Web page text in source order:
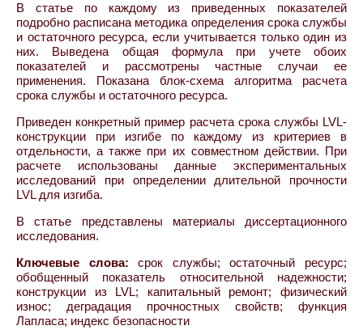
В статье по каждому из приведенных показателей
подробно расписана методика определения срока службы
и остаточного ресурса, если учитывается только один из
них. Выведена общая формула при учете обоих
показателей и рассмотрены частные случаи ее
применения. Показана блок-схема алгоритма расчета
срока службы и остаточного ресурса.
Приведен конкретный пример расчета срока службы LVL-
конструкции при изгибе по каждому из критериев в
отдельности, а также при их совместном действии. При
расчете использованы данные экспериментальных
исследований при определении длительной прочности
LVL для изгиба.
В статье представлены материалы диссертационного
исследования.
Ключевые слова: срок службы; остаточный ресурс;
обобщенный показатель относительной надежности;
конструкции из LVL; капитальный ремонт; физический
износ; деградация прочностных свойств; функция
Лапласа; индекс безопасности